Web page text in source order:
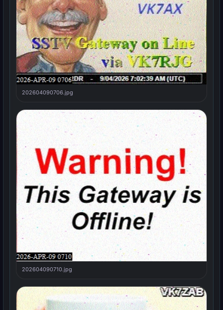
202604090706.jpg
202604090710.jpg